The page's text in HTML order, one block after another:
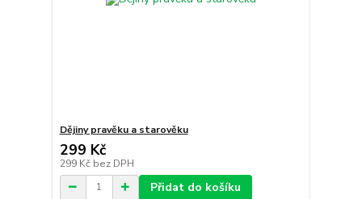
Dějiny pravěku a starověku
299 Kč
299 Kč bez DPH
Přidat do košíku